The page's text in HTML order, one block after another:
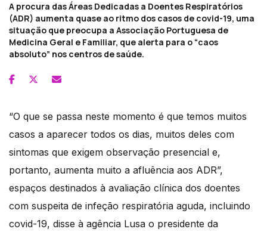
A procura das Áreas Dedicadas a Doentes Respiratórios
(ADR) aumenta quase ao ritmo dos casos de covid-19, uma
situação que preocupa a Associação Portuguesa de
Medicina Geral e Familiar, que alerta para o “caos
absoluto” nos centros de saúde.
“O que se passa neste momento é que temos muitos
casos a aparecer todos os dias, muitos deles com
sintomas que exigem observação presencial e,
portanto, aumenta muito a afluência aos ADR”,
espaços destinados à avaliação clínica dos doentes
com suspeita de infeção respiratória aguda, incluindo
covid-19, disse à agência Lusa o presidente da